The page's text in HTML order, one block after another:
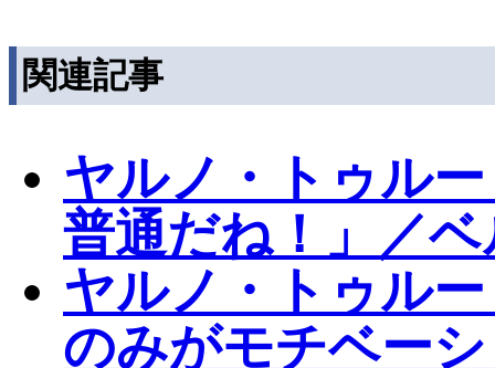
関連記事
ヤルノ・トゥル
普通だね！」／
ヤルノ・トゥル
のみがモチベー